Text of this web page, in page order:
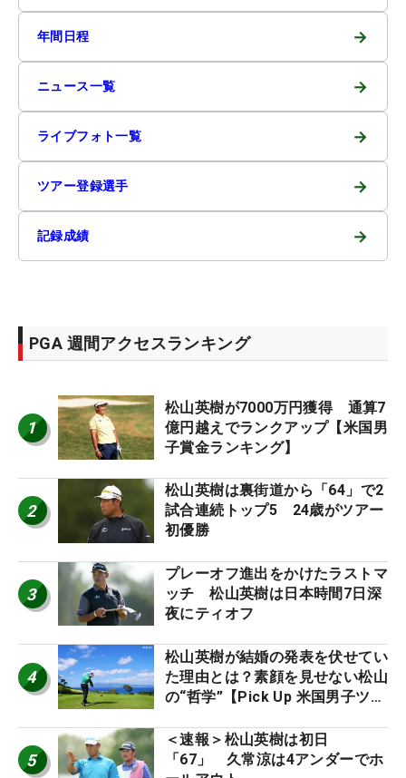
年間日程 →
ニュース一覧 →
ライブフォト一覧 →
ツアー登録選手 →
記録成績 →
PGA 週間アクセスランキング
1
松山英樹が7000万円獲得 通算7
億円越えでランクアップ【米国男
子賞金ランキング】
2
松山英樹は裏街道から「64」で2
試合連続トップ5 24歳がツアー
初優勝
3
プレーオフ進出をかけたラストマ
ッチ 松山英樹は日本時間7日深
夜にティオフ
4
松山英樹が結婚の発表を伏せてい
た理由とは？素顔を見せない松山
の“哲学”【Pick Up 米国男子ツア
5
＜速報＞松山英樹は初日
「67」 久常涼は4アンダーでホ